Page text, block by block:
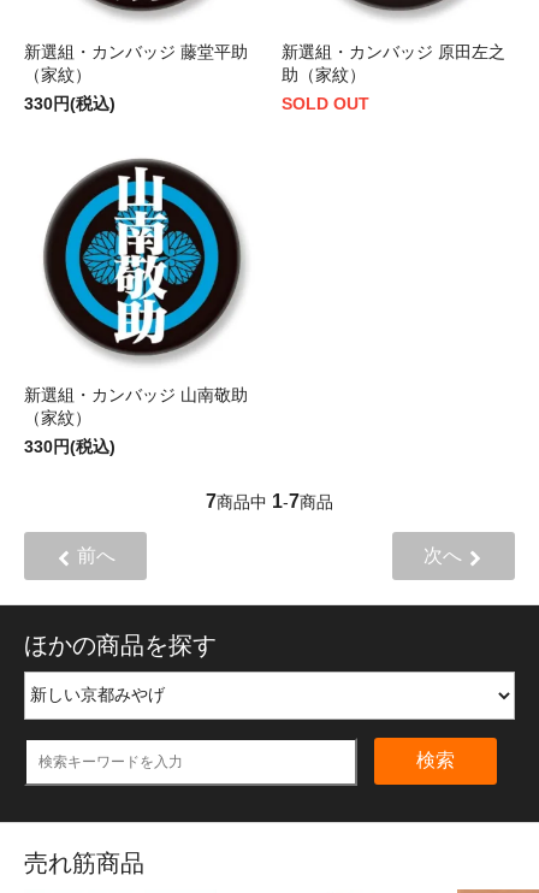
新選組・カンバッジ 藤堂平助
（家紋）
330円(税込)
新選組・カンバッジ 原田左之
助（家紋）
SOLD OUT
新選組・カンバッジ 山南敬助
（家紋）
330円(税込)
7商品中 1-7商品
前へ 次へ
ほかの商品を探す
検索
売れ筋商品